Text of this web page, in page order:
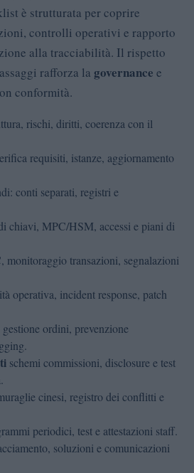
è strutturata per coprire
controlli operativi e rapporto
alla tracciabilità. Il rispetto
rafforza la governance e
conformità.
rischi, diritti, coerenza con il
requisiti, istanze, aggiornamento
conti separati, registri e
chiavi, MPC/HSM, accessi e piani di
monitoraggio transazioni, segnalazioni
operativa, incident response, patch
gestione ordini, prevenzione
schemi commissioni, disclosure e test
cinesi, registro dei conflitti e
periodici, test e attestazioni staff.
soluzioni e comunicazioni